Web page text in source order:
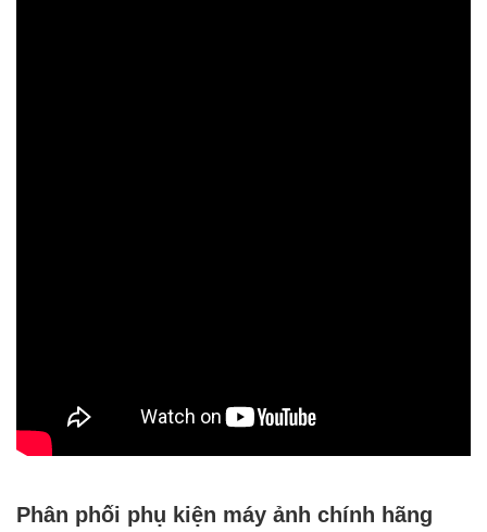
Phân phối phụ kiện máy ảnh chính hãng